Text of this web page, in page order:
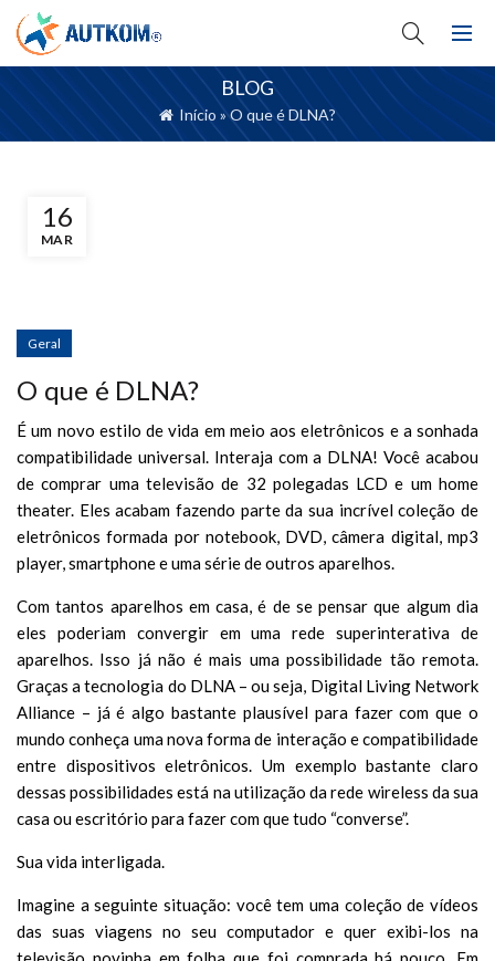
BLOG
Início » O que é DLNA?
16
MAR
Geral
O que é DLNA?
É um novo estilo de vida em meio aos eletrônicos e a sonhada
compatibilidade universal. Interaja com a DLNA! Você acabou
de comprar uma televisão de 32 polegadas LCD e um home
theater. Eles acabam fazendo parte da sua incrível coleção de
eletrônicos formada por notebook, DVD, câmera digital, mp3
player, smartphone e uma série de outros aparelhos.
Com tantos aparelhos em casa, é de se pensar que algum dia
eles poderiam convergir em uma rede superinterativa de
aparelhos. Isso já não é mais uma possibilidade tão remota.
Graças a tecnologia do DLNA – ou seja, Digital Living Network
Alliance – já é algo bastante plausível para fazer com que o
mundo conheça uma nova forma de interação e compatibilidade
entre dispositivos eletrônicos. Um exemplo bastante claro
dessas possibilidades está na utilização da rede wireless da sua
casa ou escritório para fazer com que tudo “converse”.
Sua vida interligada.
Imagine a seguinte situação: você tem uma coleção de vídeos
das suas viagens no seu computador e quer exibi-los na